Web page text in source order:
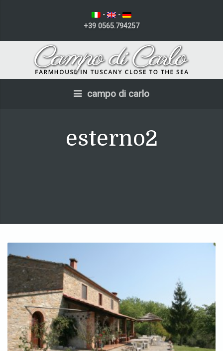
-
-
+39 0565.794257
campo di carlo
esterno2